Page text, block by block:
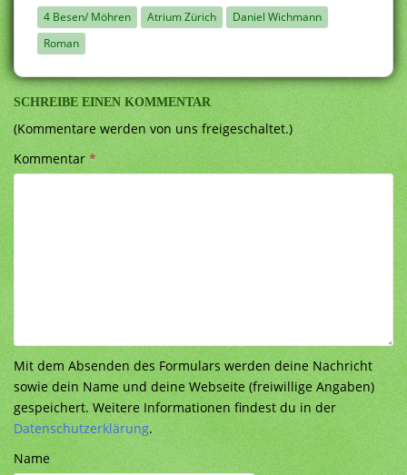
4 Besen/ Möhren Atrium Zürich
Daniel Wichmann
Roman
SCHREIBE EINEN KOMMENTAR
(Kommentare werden von uns freigeschaltet.)
Kommentar*
Mit dem Absenden des Formulars werden deine Nachricht
sowie dein Name und deine Webseite (freiwillige Angaben)
gespeichert. Weitere Informationen findest du in der
Datenschutzerklärung.
Name